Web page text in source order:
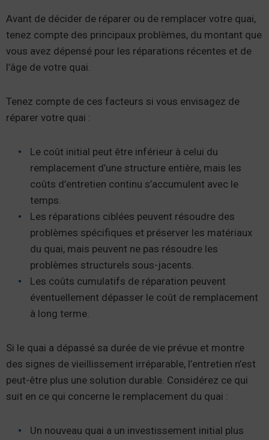
Avant de décider de réparer ou de remplacer votre quai,
tenez compte des principaux problèmes, du montant que
vous avez dépensé pour les réparations récentes et de
l’âge de votre quai.
Tenez compte de ces facteurs si vous envisagez de
réparer votre quai :
Le coût initial peut être inférieur à celui du
remplacement d’une structure entière, mais les
coûts d’entretien continu s’accumulent avec le
temps.
Les réparations ciblées peuvent résoudre des
problèmes spécifiques et préserver les matériaux
du quai, mais peuvent ne pas résoudre les
problèmes structurels sous-jacents.
Les coûts cumulatifs de réparation peuvent
éventuellement dépasser le coût de remplacement
à long terme.
Si le quai a dépassé sa durée de vie prévue et montre
des signes de vieillissement irréparable, l’entretien n’est
peut-être plus une solution durable. Considérez ce qui
suit en ce qui concerne le remplacement du quai :
Un nouveau quai a un investissement initial plus